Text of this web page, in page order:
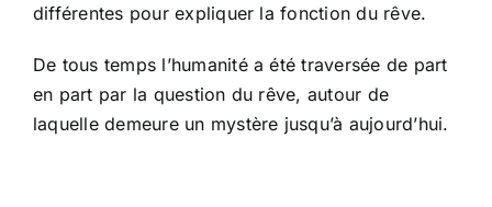
différentes pour expliquer la fonction du rêve.
De tous temps l’humanité a été traversée de part
en part par la question du rêve, autour de
laquelle demeure un mystère jusqu’à aujourd’hui.